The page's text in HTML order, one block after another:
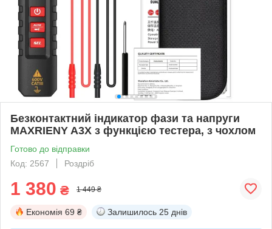
Безконтактний індикатор фази та напруги
MAXRIENY A3X з функцією тестера, з чохлом
Готово до відправки
Код: 2567
Роздріб
1 380 ₴ 1 449 ₴
Економія 69 ₴ Залишилось 25 днів